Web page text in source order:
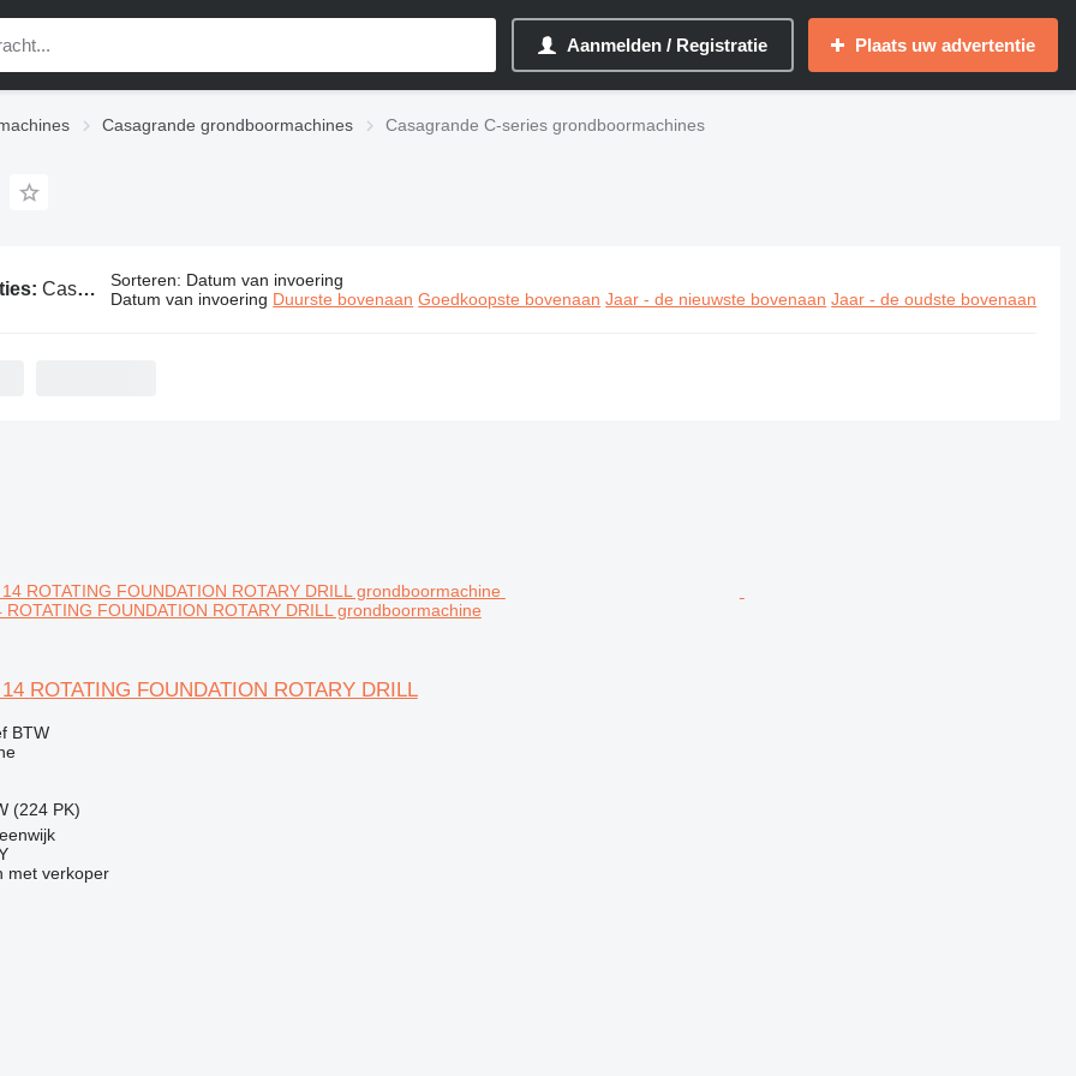
Aanmelden / Registratie Plaats uw advertentie
Casagrande grondboormachines Casagrande C-series grondboormachines
Casagrande C-series grondboormachines Sorteren: Datum van invoering
Datum van invoering Duurste bovenaan Goedkoopste bovenaan Jaar - de nieuwste bovenaan Jaar - de oudste bovenaan
FOUNDATION ROTARY DRILL grondboormachine
ROTATING FOUNDATION ROTARY DRILL
BTW
(224 PK)
met verkoper